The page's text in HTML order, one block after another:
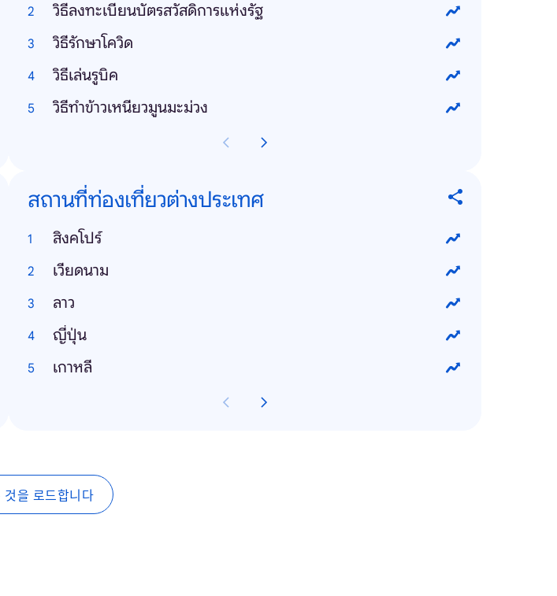
วิธีลงทะเบียนบัตรสวัสดิการแห่งรัฐ
วิธีรักษาโควิด
วิธีเล่นรูบิค
วิธีทำข้าวเหนียวมูนมะม่วง
สถานที่ท่องเที่ยวต่างประเทศ
สิงคโปร์
เวียดนาม
ลาว
ญี่ปุ่น
เกาหลี
것을 로드합니다